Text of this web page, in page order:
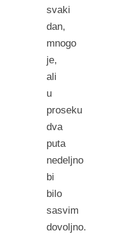
svaki
dan,
mnogo
je,
ali
u
proseku
dva
puta
nedeljno
bi
bilo
sasvim
dovoljno.